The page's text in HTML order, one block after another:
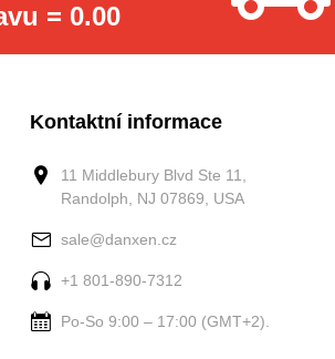
= 0.00
Kontaktní informace
11 Middlebury Blvd Ste 11,
Randolph, NJ 07869, USA
sale@danxen.cz
+1 801-890-7312
Po-So 9:00 – 17:00 (GMT+2).